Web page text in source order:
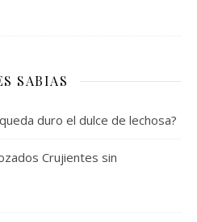
SABIAS
duro el dulce de lechosa?
Crujientes sin